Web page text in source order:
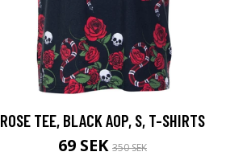
ROSE TEE, BLACK AOP, S, T-SHIRTS
69 SEK 350 SEK